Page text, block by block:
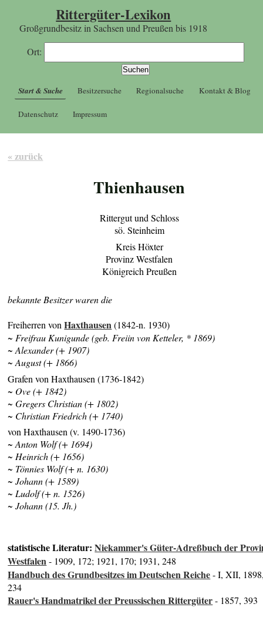
Rittergüter-Lexikon
Großgrundbesitz in Sachsen und Preußen bis 1918
Ort:
Start & Suche Besitzersuche Regionalsuche Kontakt & Blog
Datenschutz Impressum
« zurück
Thienhausen
Rittergut und Schloss
sö. Steinheim
Kreis Höxter
Provinz Westfalen
Königreich Preußen
bekannte Besitzer waren die
Freiherren vonHaxthausen(1842-n. 1930)
~ Freifrau Kunigunde (geb. Freiin von Ketteler, * 1869)
~ Alexander (+ 1907)
~ August (+ 1866)
Grafen von Haxthausen (1736-1842)
~ Ove (+ 1842)
~ Gregers Christian (+ 1802)
~ Christian Friedrich (+ 1740)
von Haxthausen (v. 1490-1736)
~ Anton Wolf (+ 1694)
~ Heinrich (+ 1656)
~ Tönnies Wolf (+ n. 1630)
~ Johann (+ 1589)
~ Ludolf (+ n. 1526)
~ Johann (15. Jh.)
statistische Literatur:Niekammer's Güter-Adreßbuch der
Westfalen- 1909, 172; 1921, 170; 1931, 248
Handbuch des Grundbesitzes im Deutschen Reiche- I, XII,
234
Rauer's Handmatrikel der Preussischen Rittergüter- 1857, 393